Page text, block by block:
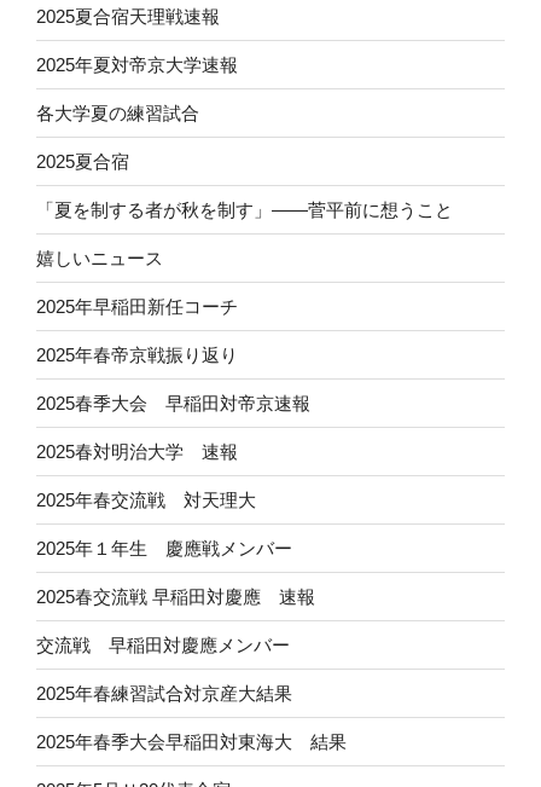
2025夏合宿天理戦速報
2025年夏対帝京大学速報
各大学夏の練習試合
2025夏合宿
「夏を制する者が秋を制す」——菅平前に想うこと
嬉しいニュース
2025年早稲田新任コーチ
2025年春帝京戦振り返り
2025春季大会 早稲田対帝京速報
2025春対明治大学 速報
2025年春交流戦 対天理大
2025年１年生 慶應戦メンバー
2025春交流戦 早稲田対慶應 速報
交流戦 早稲田対慶應メンバー
2025年春練習試合対京産大結果
2025年春季大会早稲田対東海大 結果